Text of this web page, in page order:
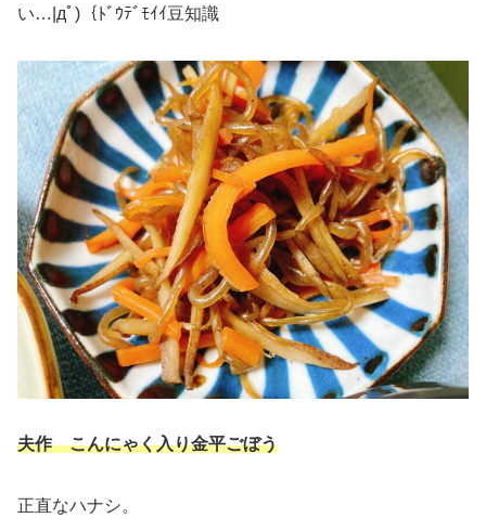
い…|дﾟ)｛ﾄﾞｳﾃﾞﾓｲｲ豆知識
夫作 こんにゃく入り金平ごぼう
正直なハナシ。